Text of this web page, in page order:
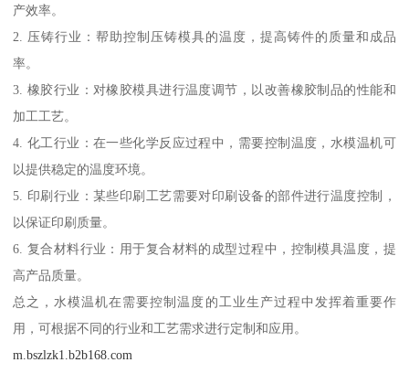
产效率。
2. 压铸行业：帮助控制压铸模具的温度，提高铸件的质量和成品
率。
3. 橡胶行业：对橡胶模具进行温度调节，以改善橡胶制品的性能和
加工工艺。
4. 化工行业：在一些化学反应过程中，需要控制温度，水模温机可
以提供稳定的温度环境。
5. 印刷行业：某些印刷工艺需要对印刷设备的部件进行温度控制，
以保证印刷质量。
6. 复合材料行业：用于复合材料的成型过程中，控制模具温度，提
高产品质量。
总之，水模温机在需要控制温度的工业生产过程中发挥着重要作
用，可根据不同的行业和工艺需求进行定制和应用。
m.bszlzk1.b2b168.com